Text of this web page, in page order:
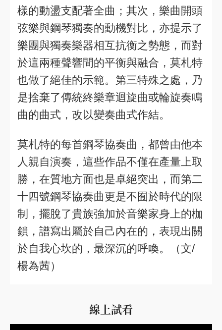
樣的動盪支配著全曲；其次，樂曲開頭
弦樂與鋼琴獨奏的動機對比，亦提示了
樂團與獨奏樂器相互抗衡之勢態，而對
於這兩種聲響間的平衡與融合，莫札特
也做了絕佳的示範。第三特殊之處，乃
是捨棄了傳統終樂章迴旋曲或輪旋奏鳴
曲的曲式，改以變奏曲式作結。
莫札特的每首鋼琴協奏曲，都曾由他本
人親自演奏，這些作品不僅在產量上取
勝，在質地方面也是卓絕突出，而第二
十四號鋼琴協奏曲更是不囿於時代的限
制，擺脫了貴族強加於音樂家身上的枷
鎖，譜寫出屬於自己內在的，表現出關
於自我心坎的，最深沉的呼喚。（文/
楊為茜）
線上試看